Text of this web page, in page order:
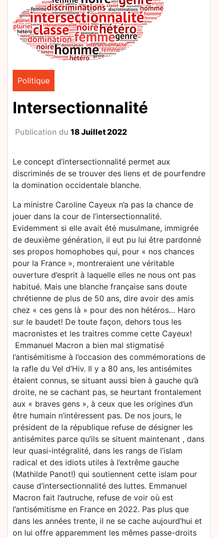
Politique
Intersectionnalité
Publication du 18 Juillet 2022
Le concept d’intersectionnalité permet aux
discriminés de se trouver des liens et de pourfendre
la domination occidentale blanche.
La ministre Caroline Cayeux n’a pas la chance de
jouer dans la cour de l’intersectionnalité.
Evidemment si elle avait été musulmane, immigrée
de deuxième génération, il eut pu lui être pardonné
ses propos homophobes qui, pour « nos chances
pour la France », montreraient une véritable
ouverture d’esprit à laquelle elles ne nous ont pas
habitué. Mais une blanche française sans doute
chrétienne de plus de 50 ans, dire avoir des amis
chez « ces gens là » pour des non hétéros… Haro
sur le baudet! De toute façon, dehors tous les
macronistes et les traitres comme cette Cayeux!
Emmanuel Macron a bien mal stigmatisé
l’antisémitisme à l’occasion des commémorations de
la rafle du Vel d’Hiv. Il y a 80 ans, les antisémites
étaient connus, se situant aussi bien à gauche qu’à
droite, ne se cachant pas, se heurtant frontalement
aux « braves gens », à ceux que les origines d’un
être humain n’intéressent pas. De nos jours, le
président de la république refuse de désigner les
antisémites parce qu’ils se situent maintenant , dans
leur quasi-intégralité, dans les rangs de l’islam
radical et des idiots utiles à l’extrême gauche
(Mathilde Panot!) qui soutiennent cette islam pour
cause d’intersectionnalité des luttes. Emmanuel
Macron fait l’autruche, refuse de voir où est
l’antisémitisme en France en 2022. Pas plus que
dans les années trente, il ne se cache aujourd’hui et
on lui offre apparemment les mêmes passe-droits